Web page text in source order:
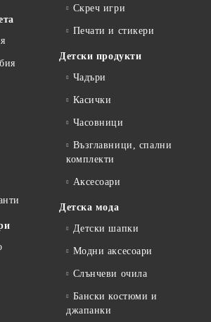
Скреч игри
Печати и стикери
Детски продукти
Чадъри
Касички
Часовници
Възглавници, спални
комплекти
Аксесоари
Детска мода
Детски шапки
Модни аксесоари
Слънчеви очила
Бански костюми и
джапанки